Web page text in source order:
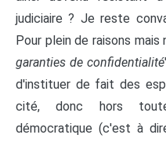
judiciaire ? Je reste
Pour plein de raisons
garanties de confidentialité
d'instituer de fait des
cité, donc hors
démocratique (c'est à